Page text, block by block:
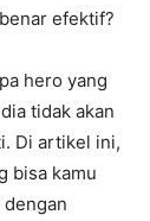
efektif?
hero yang
tidak akan
Di artikel ini,
bisa kamu